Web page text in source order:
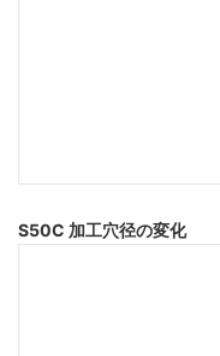
S50C 加工穴径の変化